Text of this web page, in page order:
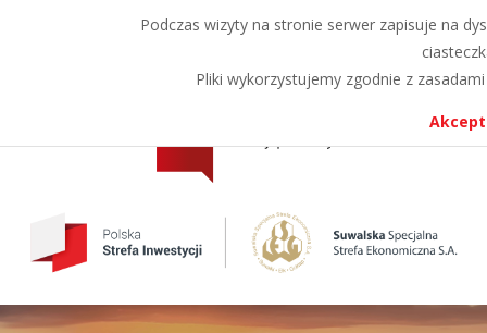
Podczas wizyty na stronie serwer zapisuje na
Pliki wykorzystujemy zgodnie z
do
do
A A A